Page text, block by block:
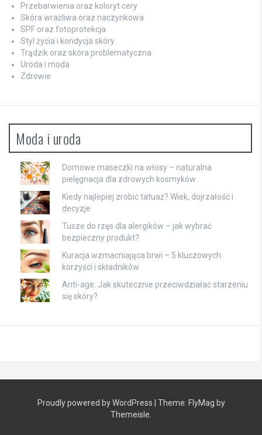
Przebarwienia oraz koloryt cery
Skóra wrażliwa oraz naczynkowa
SPF oraz fotoprotekcja
Styl życia i kondycja skóry
Trądzik oraz skóra problematyczna
Uroda i moda
Zdrowie
Moda i uroda
Domowe maseczki na włosy – naturalna
pielęgnacja dla zdrowych kosmyków
Kiedy najlepiej zrobić tatuaż? Wiek, dojrzałość i
decyzje
Tusze do rzęs dla alergików – jak wybrać
bezpieczny produkt?
Kuracja wzmacniająca brwi – 5 kluczowych
korzyści i składników
Anti-age: Jak skutecznie przeciwdziałać starzeniu
się skóry?
Proudly powered by WordPress Theme: FlyMag by
Themeisle.